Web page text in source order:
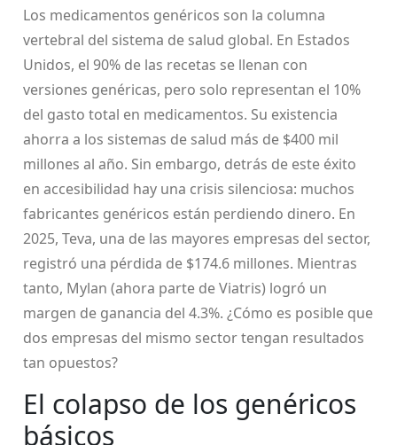
Los medicamentos genéricos son la columna
vertebral del sistema de salud global. En Estados
Unidos, el 90% de las recetas se llenan con
versiones genéricas, pero solo representan el 10%
del gasto total en medicamentos. Su existencia
ahorra a los sistemas de salud más de $400 mil
millones al año. Sin embargo, detrás de este éxito
en accesibilidad hay una crisis silenciosa: muchos
fabricantes genéricos están perdiendo dinero. En
2025, Teva, una de las mayores empresas del sector,
registró una pérdida de $174.6 millones. Mientras
tanto, Mylan (ahora parte de Viatris) logró un
margen de ganancia del 4.3%. ¿Cómo es posible que
dos empresas del mismo sector tengan resultados
tan opuestos?
El colapso de los genéricos
básicos